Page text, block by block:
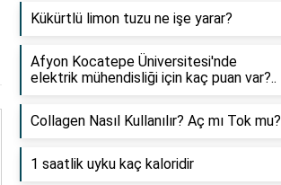
Kükürtlü limon tuzu ne işe yarar?
Afyon Kocatepe Üniversitesi'nde
elektrik mühendisliği için kaç puan var?..
Collagen Nasıl Kullanılır? Aç mı Tok mu?
1 saatlik uyku kaç kaloridir